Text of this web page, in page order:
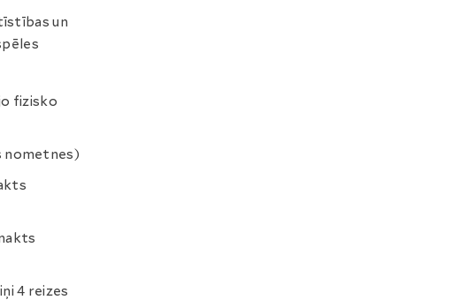
un
fizisko
nometnes)
4 reizes